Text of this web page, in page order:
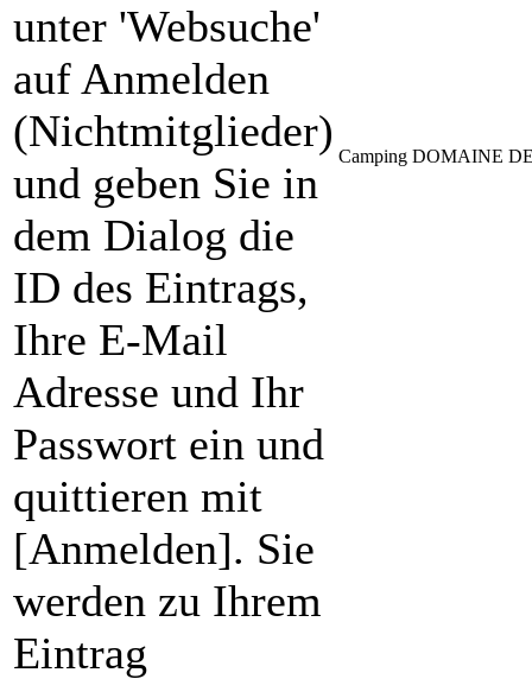
unter 'Websuche'
auf Anmelden
(Nichtmitglieder)
und geben Sie in
dem Dialog die
ID des Eintrags,
Ihre E-Mail
Adresse und Ihr
Passwort ein und
quittieren mit
[Anmelden]. Sie
werden zu Ihrem
Eintrag
Camping DOMAINE